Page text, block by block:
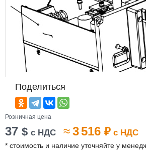
Поделиться
Розничная цена
37 $ с НДС ≈3 516 ₽ с НДС
* стоимость и наличие уточняйте у